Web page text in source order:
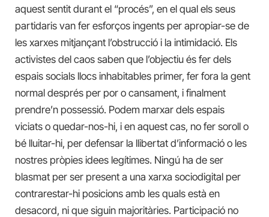
aquest sentit durant el “procés”, en el qual els seus
partidaris van fer esforços ingents per apropiar-se de
les xarxes mitjançant l’obstrucció i la intimidació. Els
activistes del caos saben que l’objectiu és fer dels
espais socials llocs inhabitables primer, fer fora la gent
normal després per por o cansament, i finalment
prendre’n possessió. Podem marxar dels espais
viciats o quedar-nos-hi, i en aquest cas, no fer soroll o
bé lluitar-hi, per defensar la llibertat d’informació o les
nostres pròpies idees legítimes. Ningú ha de ser
blasmat per ser present a una xarxa sociodigital per
contrarestar-hi posicions amb les quals està en
desacord, ni que siguin majoritàries. Participació no